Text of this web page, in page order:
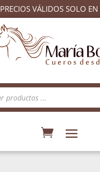
PRECIOS VÁLIDOS SOLO